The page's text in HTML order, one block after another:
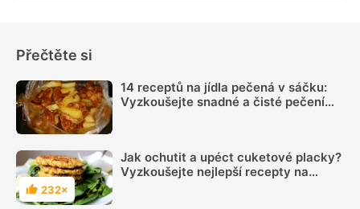
Přečtěte si
14 receptů na jídla pečená v sáčku:
Vyzkoušejte snadné a čisté pečení
Hodnocení
232×
Jak ochutit a upéct cuketové placky?
Vyzkoušejte nejlepší recepty na